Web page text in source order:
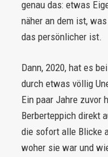
genau das: etwas
näher an dem ist,
das persönlicher ist.
Dann, 2020, hat es
durch etwas völlig
Ein paar Jahre zuvor
Berberteppich direkt
die sofort alle Blicke
woher sie war und